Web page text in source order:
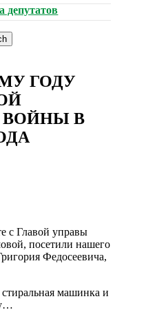
депутатов
ГОДУ
ВОЙНЫ В
с Главой управы
посетили нашего
Федосеевича,
машинка и